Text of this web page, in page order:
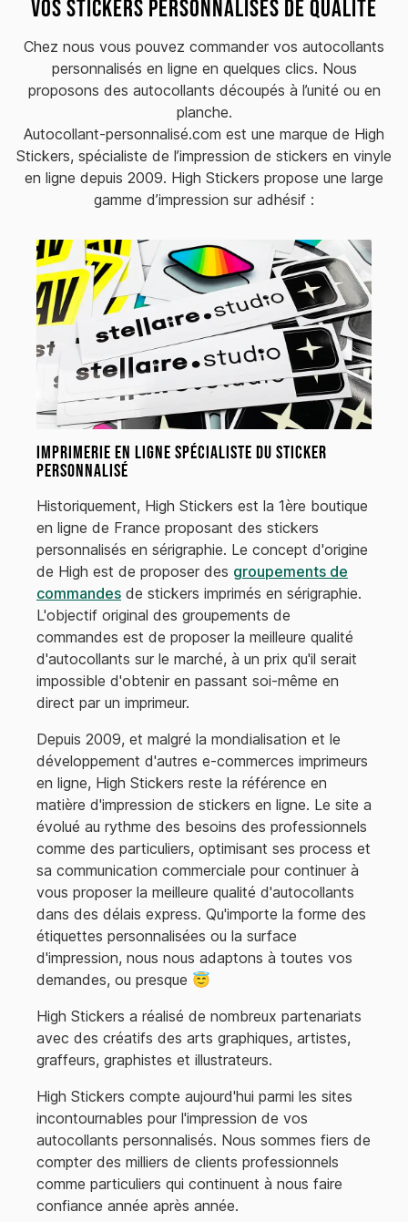
Vos stickers personnalisés de qualité
Chez nous vous pouvez commander vos autocollants
personnalisés en ligne en quelques clics. Nous
proposons des autocollants découpés à l’unité ou en
planche.
Autocollant-personnalisé.com est une marque de High
Stickers, spécialiste de l’impression de stickers en vinyle
en ligne depuis 2009. High Stickers propose une large
gamme d’impression sur adhésif :
Imprimerie en ligne spécialiste du sticker
personnalisé
Historiquement, High Stickers est la 1ère boutique
en ligne de France proposant des stickers
personnalisés en sérigraphie. Le concept d'origine
de High est de proposer des groupements de
commandes de stickers imprimés en sérigraphie.
L'objectif original des groupements de
commandes est de proposer la meilleure qualité
d'autocollants sur le marché, à un prix qu'il serait
impossible d'obtenir en passant soi-même en
direct par un imprimeur.
Depuis 2009, et malgré la mondialisation et le
développement d'autres e-commerces imprimeurs
en ligne, High Stickers reste la référence en
matière d'impression de stickers en ligne. Le site a
évolué au rythme des besoins des professionnels
comme des particuliers, optimisant ses process et
sa communication commerciale pour continuer à
vous proposer la meilleure qualité d'autocollants
dans des délais express. Qu'importe la forme des
étiquettes personnalisées ou la surface
d'impression, nous nous adaptons à toutes vos
demandes, ou presque 😇
High Stickers a réalisé de nombreux partenariats
avec des créatifs des arts graphiques, artistes,
graffeurs, graphistes et illustrateurs.
High Stickers compte aujourd'hui parmi les sites
incontournables pour l'impression de vos
autocollants personnalisés. Nous sommes fiers de
compter des milliers de clients professionnels
comme particuliers qui continuent à nous faire
confiance année après année.